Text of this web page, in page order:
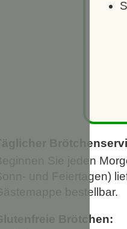
Täglicher
Beginnen Sie jeden
Sonn- und Feiertagen)
Gästemappe bestellbar.
Glutenfreie Brötchen: